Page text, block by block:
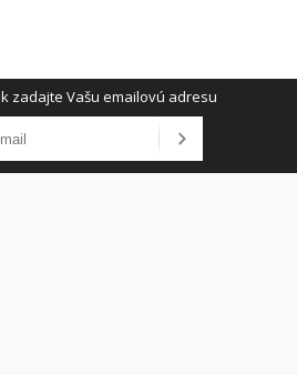
zadajte Vašu emailovú adresu